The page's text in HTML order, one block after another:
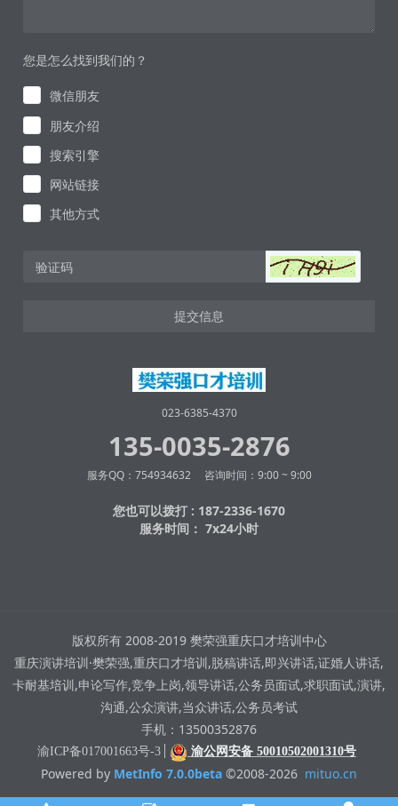
您是怎么找到我们的？
微信朋友
朋友介绍
搜索引擎
网站链接
其他方式
提交信息
023-6385-4370
135-0035-2876
服务QQ：754934632 咨询时间：9:00 ~ 9:00
您也可以拨打 : 187-2336-1670
服务时间： 7x24小时
版权所有 2008-2019 樊荣强重庆口才培训中心
重庆演讲培训·樊荣强,重庆口才培训,脱稿讲话,即兴讲话,证婚人讲话,
卡耐基培训,申论写作,竞争上岗,领导讲话,公务员面试,求职面试,演讲,
沟通,公众演讲,当众讲话,公务员考试
手机：13500352876
渝ICP备017001663号-3 渝公网安备 50010502001310号
Powered by MetInfo 7.0.0beta ©2008-2026 mituo.cn